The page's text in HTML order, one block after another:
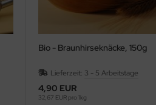
Bio - Braunhirseknäcke, 150g
Lieferzeit: 3 - 5 Arbeitstage
4,90 EUR
32,67 EUR pro 1kg